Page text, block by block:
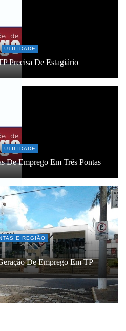
UTILIDADE
Precisa De Estagiário
UTILIDADE
De Emprego Em Três Pontas
E REGIÃO
De Emprego Em TP